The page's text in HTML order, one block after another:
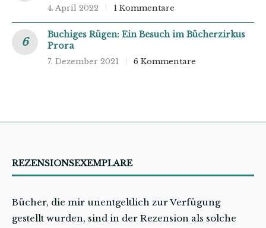
4. April 2022 1 Kommentare
Buchiges Rügen: Ein Besuch im Bücherzirkus
Prora
7. Dezember 2021 6 Kommentare
REZENSIONSEXEMPLARE
Bücher, die mir unentgeltlich zur Verfügung
gestellt wurden, sind in der Rezension als solche